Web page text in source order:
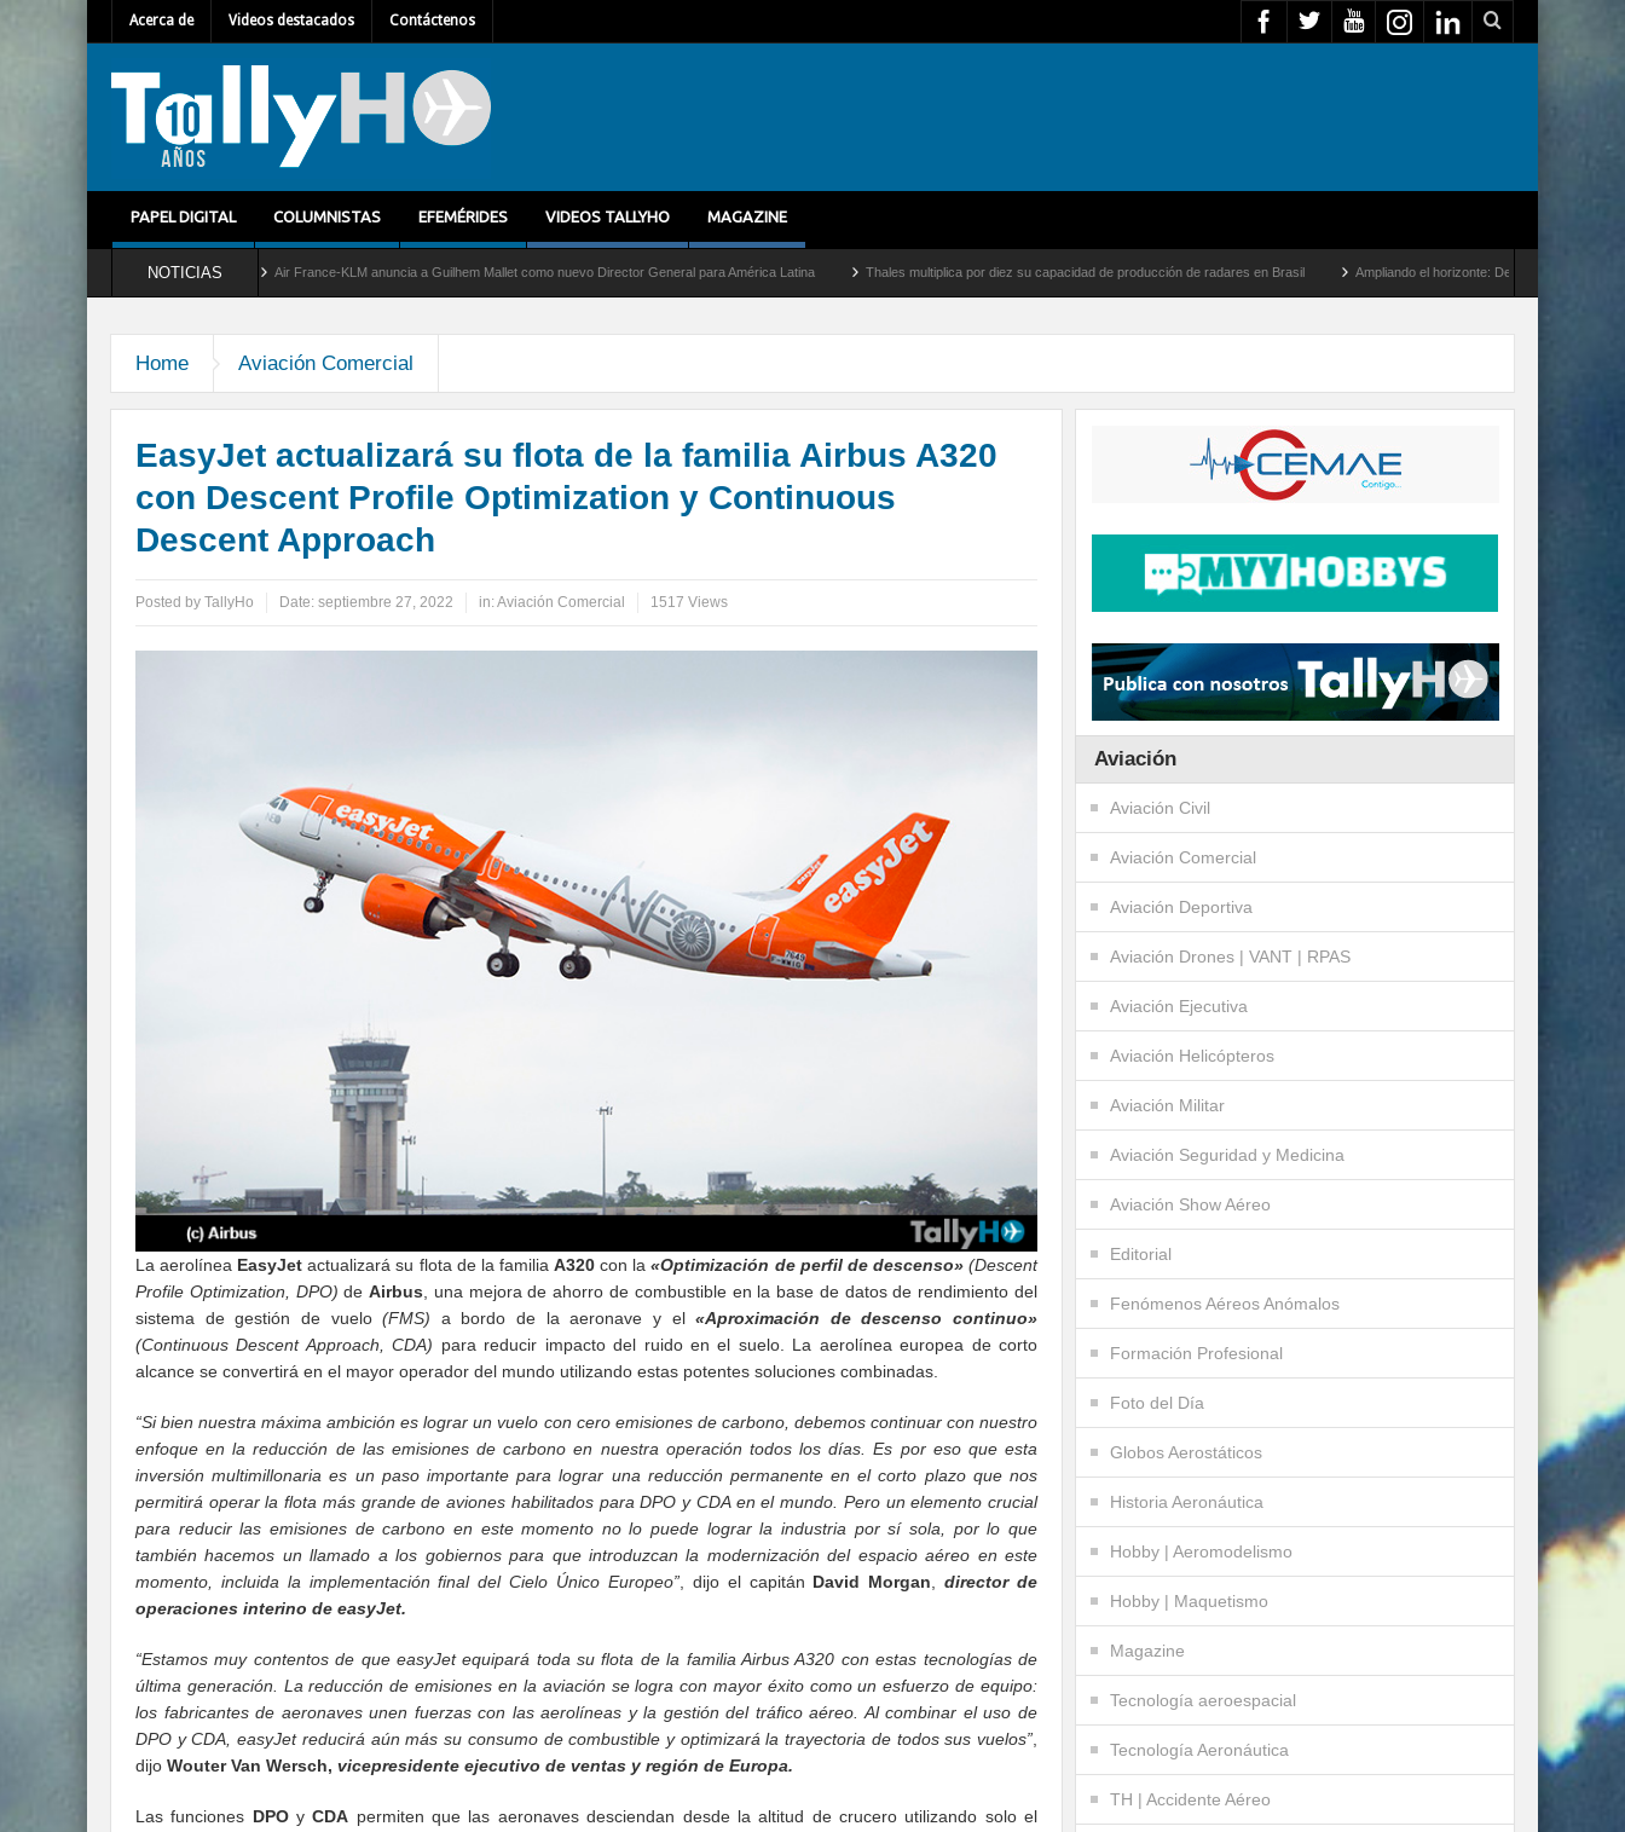
Acerca de Videos destacados Contáctenos
PAPEL DIGITAL COLUMNISTAS EFEMÉRIDES VIDEOS TALLYHO MAGAZINE
NOTICIASAir France-KLM anuncia a Guilhem Mallet como nuevo Director General para América Latina Thales multiplica por diez su capacidad de producción de radares en Brasil Ampliando el horizonte: Dentro del vuelo de desarrollo más
Home Aviación Comercial
EasyJet actualizará su flota de la familia Airbus A320
con Descent Profile Optimization y Continuous
Descent Approach
Posted by TallyHo Date: septiembre 27, 2022 in:Aviación Comercial 1517 Views
La aerolínea EasyJet actualizará su flota de la familiaA320 con la«Optimización de perfil de descenso»(Descent
Profile Optimization, DPO) deAirbus, una mejora de ahorro de combustible en la base de datos de rendimiento del
sistema de gestión de vuelo(FMS) a bordo de la aeronave y el«Aproximación de descenso continuo»
(Continuous Descent Approach, CDA) para reducir impacto del ruido en el suelo. La aerolínea europea de corto
alcance se convertirá en el mayor operador del mundo utilizando estas potentes soluciones combinadas.
“Si bien nuestra máxima ambición es lograr un vuelo con cero emisiones de carbono, debemos continuar con nuestro
enfoque en la reducción de las emisiones de carbono en nuestra operación todos los días. Es por eso que esta
inversión multimillonaria es un paso importante para lograr una reducción permanente en el corto plazo que nos
permitirá operar la flota más grande de aviones habilitados para DPO y CDA en el mundo. Pero un elemento crucial
para reducir las emisiones de carbono en este momento no lo puede lograr la industria por sí sola, por lo que
también hacemos un llamado a los gobiernos para que introduzcan la modernización del espacio aéreo en este
momento, incluida la implementación final del Cielo Único Europeo”, dijo el capitán David Morgan,director de
operaciones interino de easyJet.
“Estamos muy contentos de que easyJet equipará toda su flota de la familia Airbus A320 con estas tecnologías de
última generación. La reducción de emisiones en la aviación se logra con mayor éxito como un esfuerzo de equipo:
los fabricantes de aeronaves unen fuerzas con las aerolíneas y la gestión del tráfico aéreo. Al combinar el uso de
DPO y CDA, easyJet reducirá aún más su consumo de combustible y optimizará la trayectoria de todos sus vuelos”,
dijo Wouter Van Wersch, vicepresidente ejecutivo de ventas y región de Europa.
Las funciones DPOyCDA permiten que las aeronaves desciendan desde la altitud de crucero utilizando solo el
Aviación
Aviación Civil
Aviación Comercial
Aviación Deportiva
Aviación Drones | VANT | RPAS
Aviación Ejecutiva
Aviación Helicópteros
Aviación Militar
Aviación Seguridad y Medicina
Aviación Show Aéreo
Editorial
Fenómenos Aéreos Anómalos
Formación Profesional
Foto del Día
Globos Aerostáticos
Historia Aeronáutica
Hobby | Aeromodelismo
Hobby | Maquetismo
Magazine
Tecnología aeroespacial
Tecnología Aeronáutica
TH | Accidente Aéreo